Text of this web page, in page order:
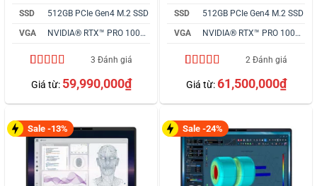
SSD
512GB PCIe Gen4 M.2 SSD
VGA
NVIDIA® RTX™ PRO 1000 8GB
trên 5
dựa trên
3 Đánh giá
Giá từ: 59,990,000₫
SSD
512GB PCIe Gen4 M.2 SSD
VGA
NVIDIA® RTX™ PRO 1000 8GB
trên 5
dựa trên
2 Đánh giá
Giá từ:61,500,000₫
Sale -13% Sale -24%